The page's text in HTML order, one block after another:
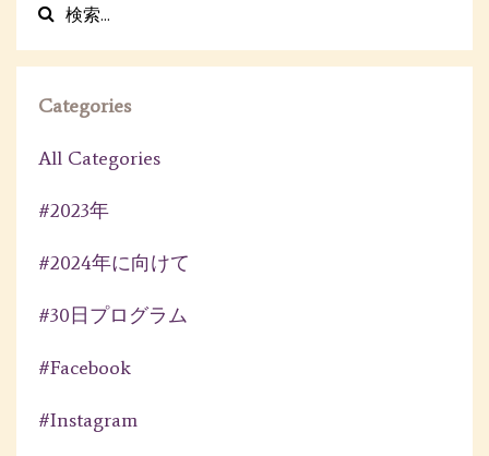
Categories
All Categories
#2023年
#2024年に向けて
#30日プログラム
#facebook
#instagram